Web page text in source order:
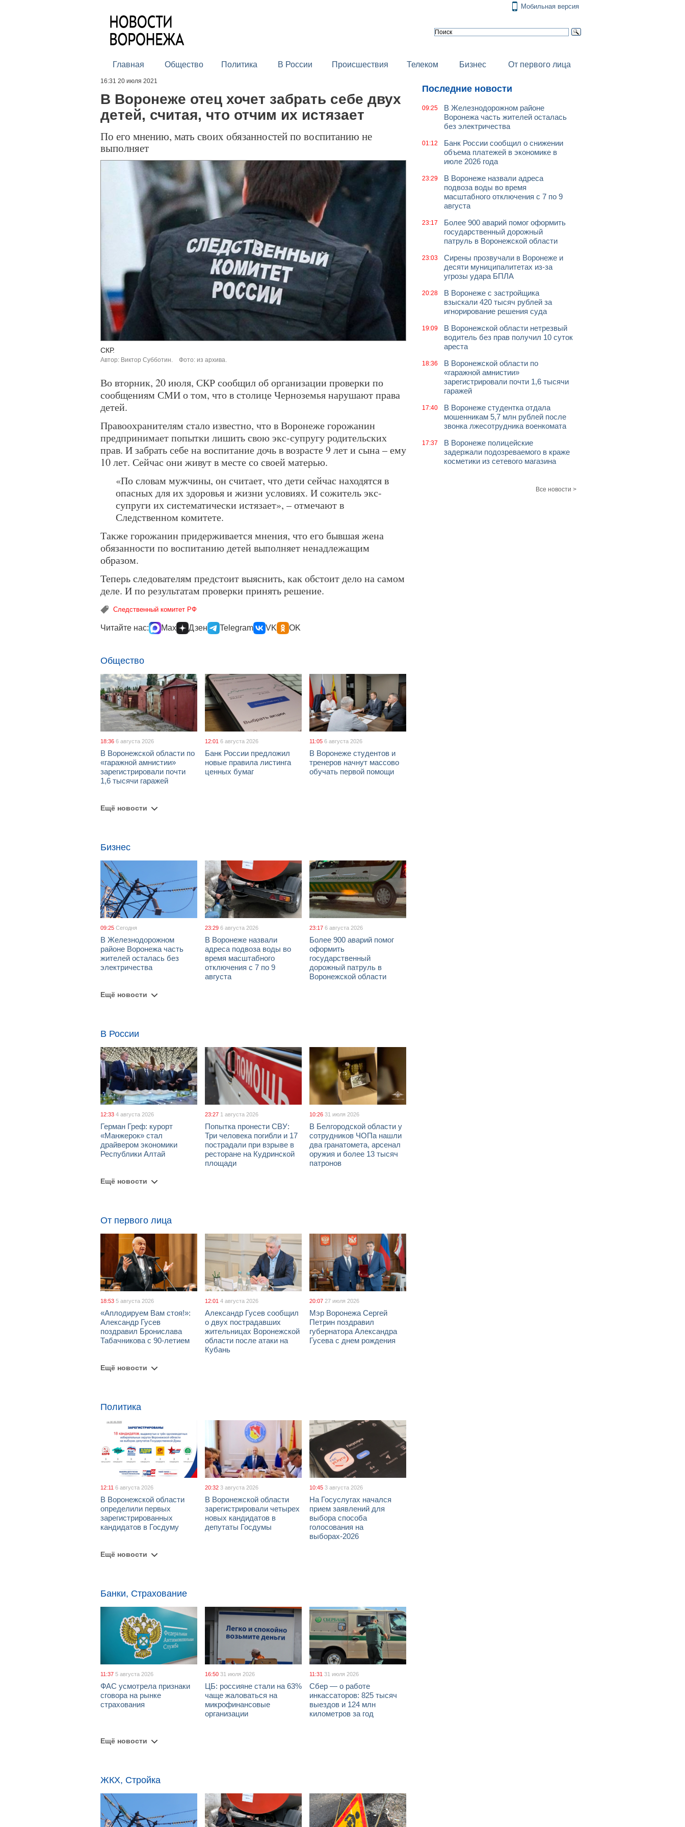
Мобильная версия
Главная Общество Политика В России Происшествия Телеком Бизнес От первого лица
16:31 20 июля 2021
В Воронеже отец хочет забрать себе двух
детей, считая, что отчим их истязает
По его мнению, мать своих обязанностей по воспитанию не
выполняет
СКР.
Автор: Виктор Субботин. Фото: из архива.
Во вторник, 20 июля, СКР сообщил об организации проверки по
сообщениям СМИ о том, что в столице Черноземья нарушают права
детей.
Правоохранителям стало известно, что в Воронеже горожанин
предпринимает попытки лишить свою экс-супругу родительских
прав. И забрать себе на воспитание дочь в возрасте 9 лет и сына – ему
10 лет. Сейчас они живут в месте со своей матерью.
«По словам мужчины, он считает, что дети сейчас находятся в
опасных для их здоровья и жизни условиях. И сожитель экс-
супруги их систематически истязает», – отмечают в
Следственном комитете.
Также горожанин придерживается мнения, что его бывшая жена
обязанности по воспитанию детей выполняет ненадлежащим
образом.
Теперь следователям предстоит выяснить, как обстоит дело на самом
деле. И по результатам проверки принять решение.
Следственный комитет РФ
Читайте нас: Max Дзен Telegram VK OK
Общество
18:36 6 августа 2026
В Воронежской области по
«гаражной амнистии»
зарегистрировали почти
1,6 тысячи гаражей
12:01 6 августа 2026
Банк России предложил
новые правила листинга
ценных бумаг
11:05 6 августа 2026
В Воронеже студентов и
тренеров начнут массово
обучать первой помощи
Ещё новости
Бизнес
09:25 Сегодня
В Железнодорожном
районе Воронежа часть
жителей осталась без
электричества
23:29 6 августа 2026
В Воронеже назвали
адреса подвоза воды во
время масштабного
отключения с 7 по 9
августа
23:17 6 августа 2026
Более 900 аварий помог
оформить
государственный
дорожный патруль в
Воронежской области
Ещё новости
В России
12:33 4 августа 2026
Герман Греф: курорт
«Манжерок» стал
драйвером экономики
Республики Алтай
23:27 1 августа 2026
Попытка пронести СВУ:
Три человека погибли и 17
пострадали при взрыве в
ресторане на Кудринской
площади
10:26 31 июля 2026
В Белгородской области у
сотрудников ЧОПа нашли
два гранатомета, арсенал
оружия и более 13 тысяч
патронов
Ещё новости
От первого лица
18:53 5 августа 2026
«Аплодируем Вам стоя!»:
Александр Гусев
поздравил Бронислава
Табачникова с 90-летием
12:01 4 августа 2026
Александр Гусев сообщил
о двух пострадавших
жительницах Воронежской
области после атаки на
Кубань
20:07 27 июля 2026
Мэр Воронежа Сергей
Петрин поздравил
губернатора Александра
Гусева с днем рождения
Ещё новости
Политика
12:11 6 августа 2026
В Воронежской области
определили первых
зарегистрированных
кандидатов в Госдуму
20:32 3 августа 2026
В Воронежской области
зарегистрировали четырех
новых кандидатов в
депутаты Госдумы
10:45 3 августа 2026
На Госуслугах начался
прием заявлений для
выбора способа
голосования на
выборах-2026
Ещё новости
Банки, Страхование
11:37 5 августа 2026
ФАС усмотрела признаки
сговора на рынке
страхования
16:50 31 июля 2026
ЦБ: россияне стали на 63%
чаще жаловаться на
микрофинансовые
организации
11:31 31 июля 2026
Сбер — о работе
инкассаторов: 825 тысяч
выездов и 124 млн
километров за год
Ещё новости
ЖКХ, Стройка
Последние новости
09:25
В Железнодорожном районе
Воронежа часть жителей осталась
без электричества
01:12
Банк России сообщил о снижении
объема платежей в экономике в
июле 2026 года
23:29
В Воронеже назвали адреса
подвоза воды во время
масштабного отключения с 7 по 9
августа
23:17
Более 900 аварий помог оформить
государственный дорожный
патруль в Воронежской области
23:03
Сирены прозвучали в Воронеже и
десяти муниципалитетах из-за
угрозы удара БПЛА
20:28
В Воронеже с застройщика
взыскали 420 тысяч рублей за
игнорирование решения суда
19:09
В Воронежской области нетрезвый
водитель без прав получил 10 суток
ареста
18:36
В Воронежской области по
«гаражной амнистии»
зарегистрировали почти 1,6 тысячи
гаражей
17:40
В Воронеже студентка отдала
мошенникам 5,7 млн рублей после
звонка лжесотрудника военкомата
17:37
В Воронеже полицейские
задержали подозреваемого в краже
косметики из сетевого магазина
Все новости >